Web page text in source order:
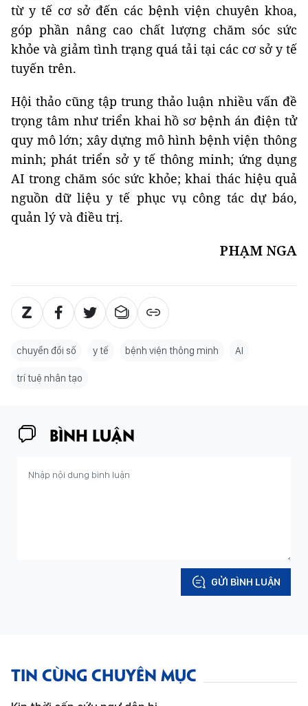
từ y tế cơ sở đến các bệnh viện chuyên khoa,
góp phần nâng cao chất lượng chăm sóc sức
khỏe và giảm tình trạng quá tải tại các cơ sở y tế
tuyến trên.
Hội thảo cũng tập trung thảo luận nhiều vấn đề
trọng tâm như triển khai hồ sơ bệnh án điện tử
quy mô lớn; xây dựng mô hình bệnh viện thông
minh; phát triển sở y tế thông minh; ứng dụng
AI trong chăm sóc sức khỏe; khai thác hiệu quả
nguồn dữ liệu y tế phục vụ công tác dự báo,
quản lý và điều trị.
PHẠM NGA
chuyển đổi số y tế bệnh viện thông minh AI
trí tuệ nhân tạo
BÌNH LUẬN
GỬI BÌNH LUẬN
TIN CÙNG CHUYÊN MỤC